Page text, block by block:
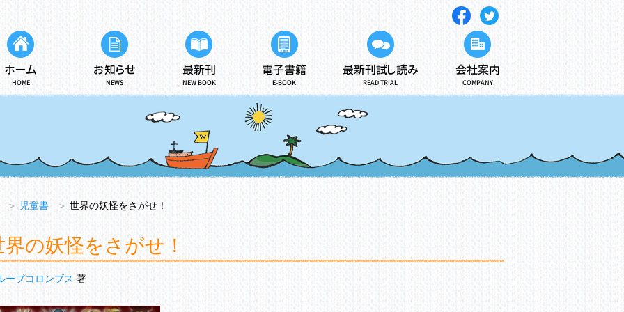
ホーム
HOME
お知らせ
NEWS
最新刊
NEW BOOK
電子書籍
E-BOOK
最新刊試し読み
READ TRIAL
会社案内
COMPANY
＞ 児童書 ＞ 世界の妖怪をさがせ！
界の妖怪をさがせ！
ープコロンブス 著